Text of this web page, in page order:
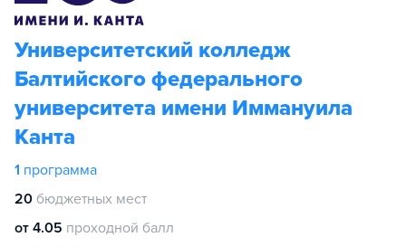
Университетский колледж
Балтийского федерального
университета имени Иммануила
Канта
1 программа
20 бюджетных мест
от 4.05 проходной балл